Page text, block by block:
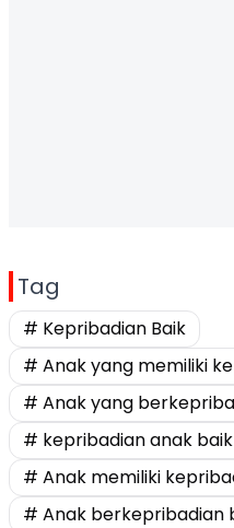
Tag
# Kepribadian Baik
# Anak yang memiliki
# Anak yang
# kepribadian anak baik
# Anak memiliki
# Anak berkepribadian